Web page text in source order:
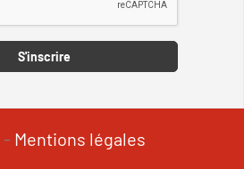
S'inscrire
- Mentions légales